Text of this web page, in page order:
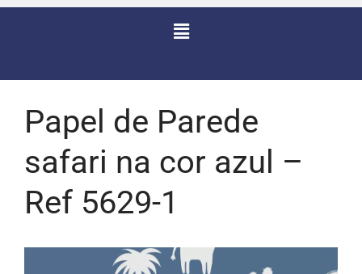
Papel de Parede
safari na cor azul –
Ref 5629-1